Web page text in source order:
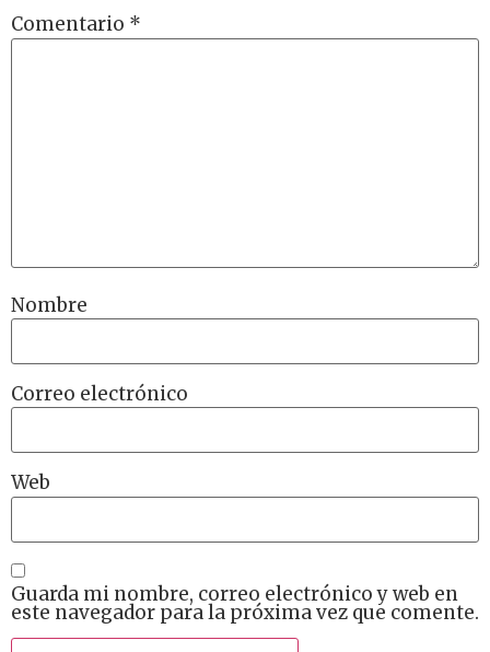
Comentario *
Nombre
Correo electrónico
Web
Guarda mi nombre, correo electrónico y web en
este navegador para la próxima vez que comente.